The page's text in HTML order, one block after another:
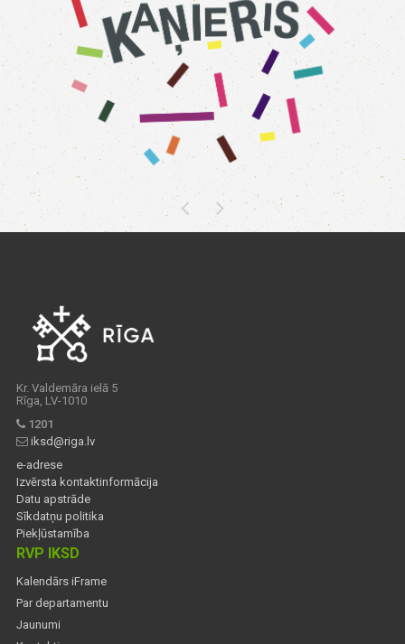
Kr. Valdemāra ielā 5
Rīga, LV-1010
1201
iksd@riga.lv
e-adrese
Izvērsta kontaktinformācija
Datu apstrāde
Sīkdatņu politika
Piekļūstamība
RVP IKSD
Kalendārs iFrame
Par departamentu
Jaunumi